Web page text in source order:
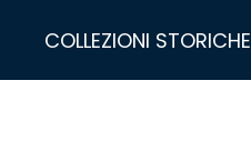
COLLEZIONI STORICHE